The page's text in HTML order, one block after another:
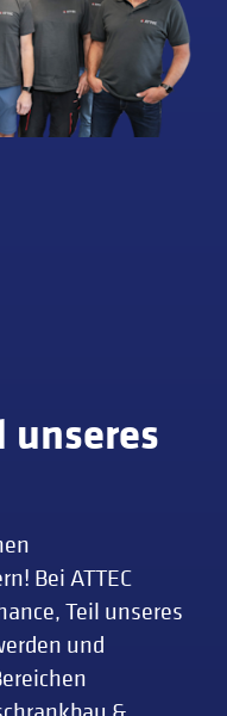
unseres
Bei ATTEC
Teil unseres
und